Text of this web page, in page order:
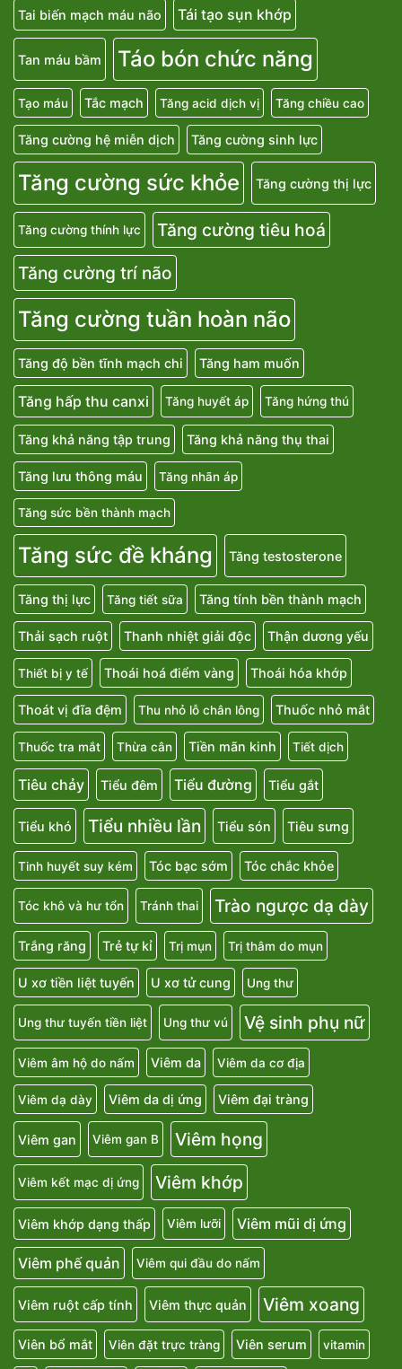
Tai biến mạch máu não Tái tạo sụn khớp
Tan máu bầm Táo bón chức năng
Tạo máu Tắc mạch Tăng acid dịch vị Tăng chiều cao
Tăng cường hệ miễn dịch Tăng cường sinh lực
Tăng cường sức khỏe Tăng cường thị lực
Tăng cường thính lực
Tăng cường tiêu hoá
Tăng cường trí não
Tăng cường tuần hoàn não
Tăng độ bền tĩnh mạch chi Tăng ham muốn
Tăng hấp thu canxi Tăng huyết áp Tăng hứng thú
Tăng khả năng tập trung Tăng khả năng thụ thai
Tăng lưu thông máu Tăng nhãn áp
Tăng sức bền thành mạch
Tăng sức đề kháng Tăng testosterone
Tăng thị lực Tăng tiết sữa Tăng tính bền thành mạch
Thải sạch ruột Thanh nhiệt giải độc Thận dương yếu
Thiết bị y tế Thoái hoá điểm vàng Thoái hóa khớp
Thoát vị đĩa đệm Thu nhỏ lỗ chân lông Thuốc nhỏ mắt
Thuốc tra mắt Thừa cân Tiền mãn kinh Tiết dịch
Tiêu chảy Tiểu đêm Tiểu đường Tiểu gắt
Tiểu khó Tiểu nhiều lần Tiểu són Tiêu sưng
Tinh huyết suy kém Tóc bạc sớm Tóc chắc khỏe
Tóc khô và hư tổn Tránh thai Trào ngược dạ dày
Trắng răng Trẻ tự kỉ Trị mụn Trị thâm do mụn
U xơ tiền liệt tuyến U xơ tử cung Ung thư
Ung thư tuyến tiền liệt Ung thư vú Vệ sinh phụ nữ
Viêm âm hộ do nấm Viêm da Viêm da cơ địa
Viêm dạ dày Viêm da dị ứng Viêm đại tràng
Viêm gan Viêm gan B Viêm họng
Viêm kết mạc dị ứng Viêm khớp
Viêm khớp dạng thấp Viêm lưỡi Viêm mũi dị ứng
Viêm phế quản Viêm qui đầu do nấm
Viêm ruột cấp tính Viêm thực quản Viêm xoang
Viên bổ mắt Viên đặt trực tràng Viên serum vitamin